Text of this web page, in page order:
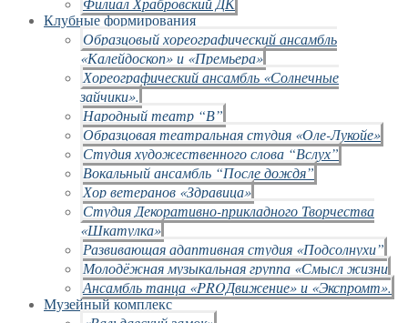
Клубные формирования
Образцовый хореографический ансамбль
«Калейдоскоп» и «Премьера»
Хореографический ансамбль «Солнечные
зайчики».
Народный театр “В”
Образцовая театральная студия «Оле-Лукойе»
Студия художественного слова “Вслух”
Вокальный ансамбль “После дождя”
Хор ветеранов «Здравица»
Студия Декоративно-прикладного Творчества
«Шкатулка»
Развивающая адаптивная студия «Подсолнухи”
Молодёжная музыкальная группа «Смысл жизни
Ансамбль танца «PROДвижение» и «Экспромт».
Музейный комплекс